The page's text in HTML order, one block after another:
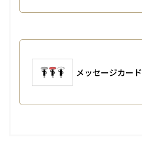
メッセージカード